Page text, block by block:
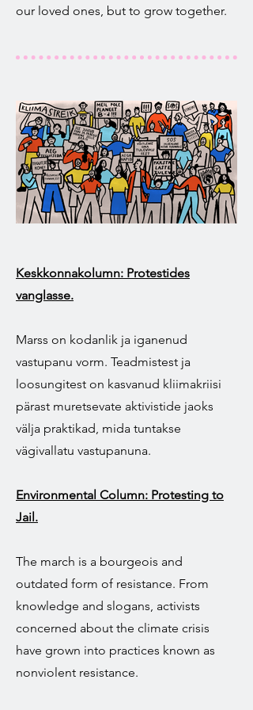
our loved ones, but to grow together.
Keskkonnakolumn: Protestides
vanglasse.
Marss on kodanlik ja iganenud
vastupanu vorm. Teadmistest ja
loosungitest on kasvanud kliimakriisi
pärast muretsevate aktivistide jaoks
välja praktikad, mida tuntakse
vägivallatu vastupanuna.
Environmental Column: Protesting to
Jail.
The march is a bourgeois and
outdated form of resistance. From
knowledge and slogans, activists
concerned about the climate crisis
have grown into practices known as
nonviolent resistance.